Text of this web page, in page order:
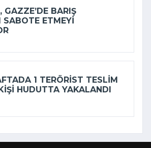
GAZZE’DE BARIŞ
SABOTE ETMEYI
1 TERÖRIST TESLIM
HUDUTTA YAKALANDI